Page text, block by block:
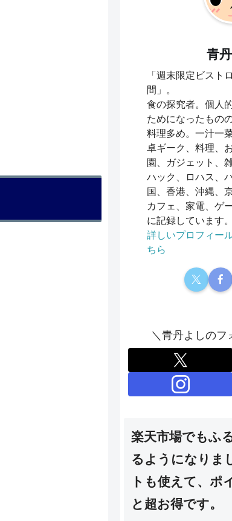
青
「週末限定ビスト
間」。
食の探究者。個人
ためになったもの
料理多め。一汁一
卓ギーク、料理、
園、ガジェット、
ハック、ロハス、
国、香港、沖縄、
カフェ、家電、ゲ
に記録しています。
詳しいプロフィー
ちら
＼青丹よしのフ
楽天市場でもふ
るようになりま
トも使えて、ポ
と超お得です。